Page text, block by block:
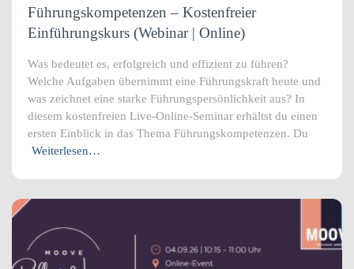
Führungskompetenzen – Kostenfreier
Einführungskurs (Webinar | Online)
Was bedeutet es, erfolgreich und effizient zu führen?
Welche Aufgaben übernimmt eine Führungskraft heute und
was zeichnet eine starke Führungspersönlichkeit aus? In
diesem kostenfreien Live-Online-Seminar erhältst du einen
ersten Einblick in das Thema Führungskompetenzen. Du
Weiterlesen…